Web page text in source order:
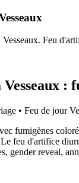
Feu
Vesseaux :
• Feu de jour
fumigènes
feu d'artifice
gender reveal,